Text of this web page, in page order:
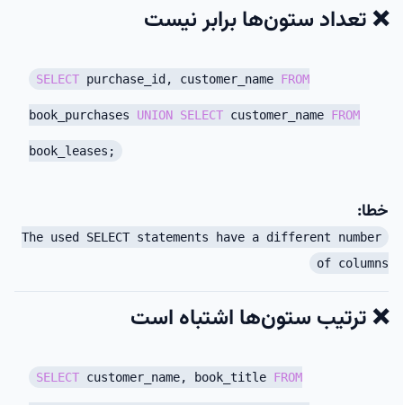
❌ تعداد ستون‌ها برابر نیست
SELECT purchase_id, customer_name FROM
book_purchases UNION SELECT customer_name FROM
book_leases;
خطا:
The used SELECT statements have a different number
of columns
❌ ترتیب ستون‌ها اشتباه است
SELECT customer_name, book_title FROM